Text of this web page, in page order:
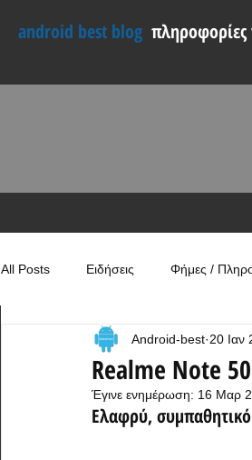
android best blog πληροφορίες
All Posts Ειδήσεις Φήμες /
Συγκρίσεις Χρήσιμα
Realme Note
Android-best 20 Ιαν
Έγινε ενημέρωση: 16 Μαρ
Ελαφρύ, συμπαθητικό